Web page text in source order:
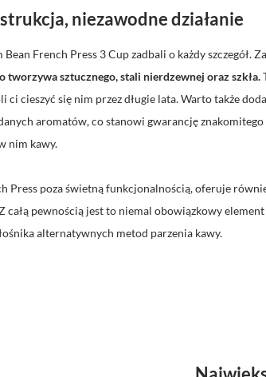
niezawodne działanie
French Press 3 Cup zadbali o każdy szczegół.
tworzywa sztucznego, stali nierdzewnej oraz szkła.
ci cieszyć się nim przez długie lata. Warto także
aromatów, co stanowi gwarancję znakomitego
nim kawy.
Press poza świetną funkcjonalnością, oferuje
całą pewnością jest to niemal obowiązkowy
alternatywnych metod parzenia kawy.